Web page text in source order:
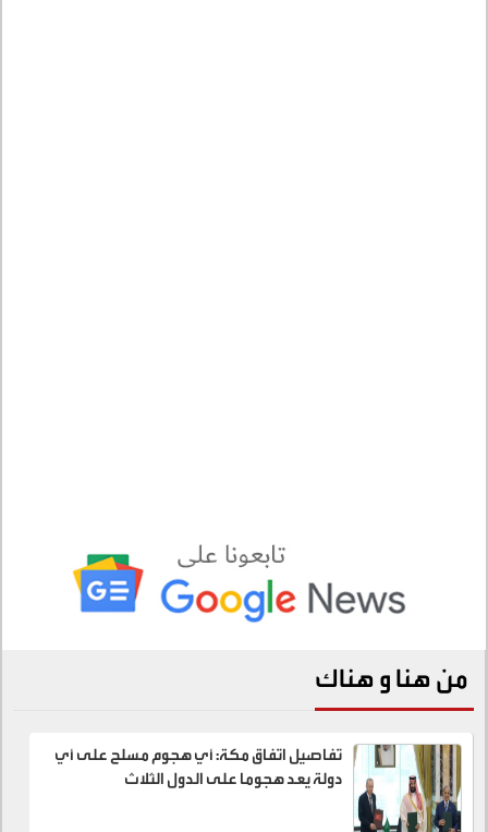
من هنا و هناك
تفاصيل اتفاق مكة: أي هجوم مسلح على أي
دولة يعد هجوما على الدول الثلاث